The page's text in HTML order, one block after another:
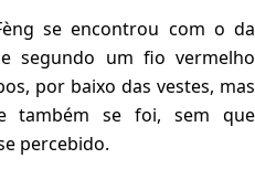
se encontrou com o da
segundo um fio vermelho
por baixo das vestes, mas
também se foi, sem que
percebido.